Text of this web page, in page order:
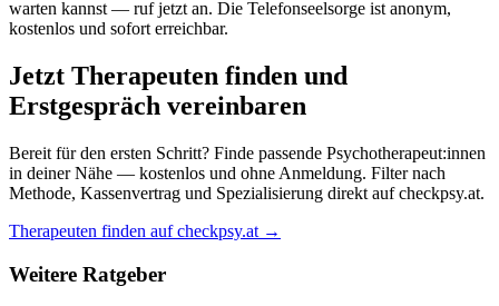
warten kannst — ruf jetzt an. Die Telefonseelsorge ist anonym,
kostenlos und sofort erreichbar.
Jetzt Therapeuten finden und
Erstgespräch vereinbaren
Bereit für den ersten Schritt? Finde passende Psychotherapeut:innen
in deiner Nähe — kostenlos und ohne Anmeldung. Filter nach
Methode, Kassenvertrag und Spezialisierung direkt auf checkpsy.at.
Therapeuten finden auf checkpsy.at →
Weitere Ratgeber